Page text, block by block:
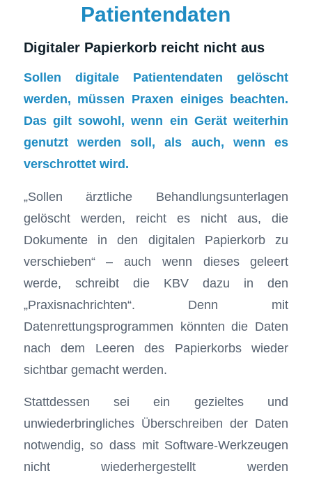
Patientendaten
Digitaler Papierkorb reicht nicht aus
Sollen digitale Patientendaten gelöscht
werden, müssen Praxen einiges beachten.
Das gilt sowohl, wenn ein Gerät weiterhin
genutzt werden soll, als auch, wenn es
verschrottet wird.
„Sollen ärztliche Behandlungsunterlagen
gelöscht werden, reicht es nicht aus, die
Dokumente in den digitalen Papierkorb zu
verschieben“ – auch wenn dieses geleert
werde, schreibt die KBV dazu in den
„Praxisnachrichten“. Denn mit
Datenrettungsprogrammen könnten die Daten
nach dem Leeren des Papierkorbs wieder
sichtbar gemacht werden.
Stattdessen sei ein gezieltes und
unwiederbringliches Überschreiben der Daten
notwendig, so dass mit Software-Werkzeugen
nicht wiederhergestellt werden